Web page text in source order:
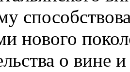
нового
о вине